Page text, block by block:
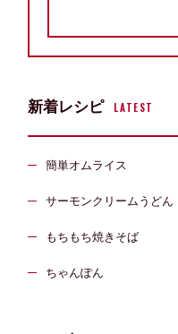
新着レシピ LATEST
簡単オムライス
サーモンクリームうどん
もちもち焼きそば
ちゃんぽん